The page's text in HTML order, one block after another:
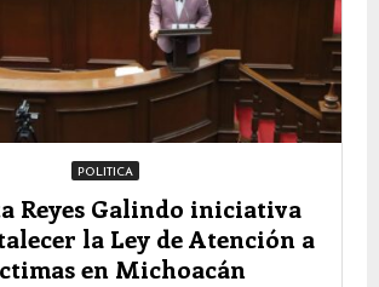
POLITICA
Reyes Galindo iniciativa
la Ley de Atención a
en Michoacán